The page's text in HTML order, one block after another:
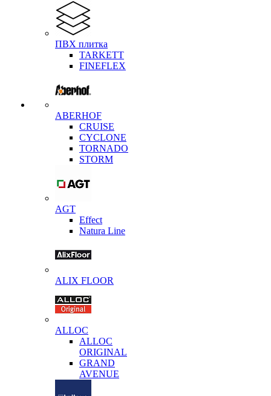
ПВХ плитка
TARKETT
FINEFLEX
ABERHOF
CRUISE
CYCLONE
TORNADO
STORM
AGT
Effect
Natura Line
ALIX FLOOR
ALLOC
ALLOC
ORIGINAL
GRAND
AVENUE